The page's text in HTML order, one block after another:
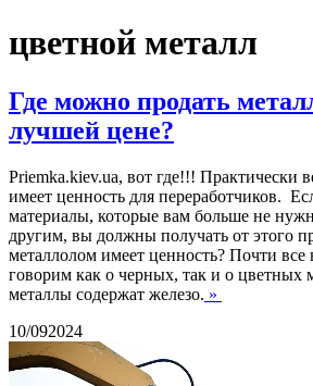
цветной металл
Где можно продать
лучшей цене?
Priemka.kiev.ua, вот где!!! Практически
имеет ценность для переработчиков.
материалы, которые вам больше не
другим, вы должны получать от этого
металлолом имеет ценность? Почти
говорим как о черных, так и о цветных
металлы содержат железо. »
10/092024